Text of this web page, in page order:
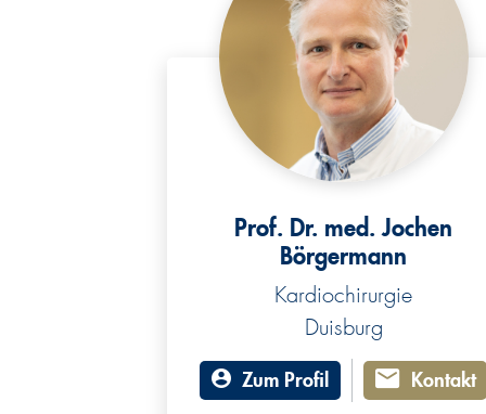
Prof. Dr. med. Jochen
Börgermann
Kardiochirurgie
Duisburg
Zum Profil Kontakt